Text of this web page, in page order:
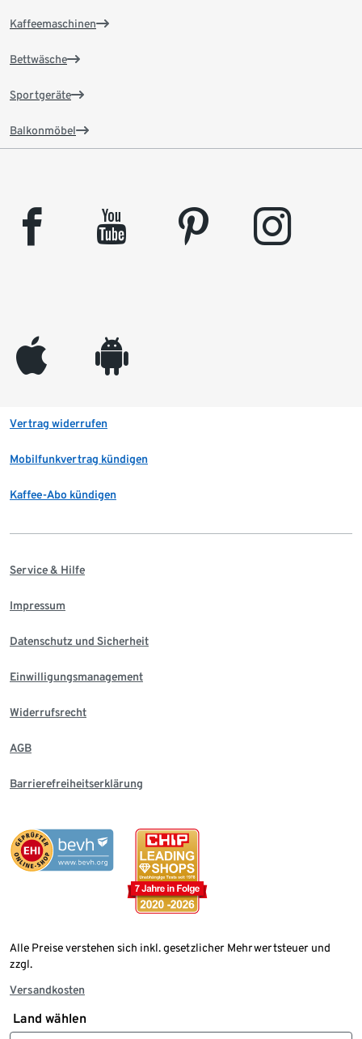
Kaffeemaschinen
Bettwäsche
Sportgeräte
Balkonmöbel
facebook youtube pinterest instagram
appleinc android
Vertrag widerrufen
Mobilfunkvertrag kündigen
Kaffee-Abo kündigen
Service & Hilfe
Impressum
Datenschutz und Sicherheit
Einwilligungsmanagement
Widerrufsrecht
AGB
Barrierefreiheitserklärung
Alle Preise verstehen sich inkl. gesetzlicher Mehrwertsteuer und
zzgl.
Versandkosten
Land wählen